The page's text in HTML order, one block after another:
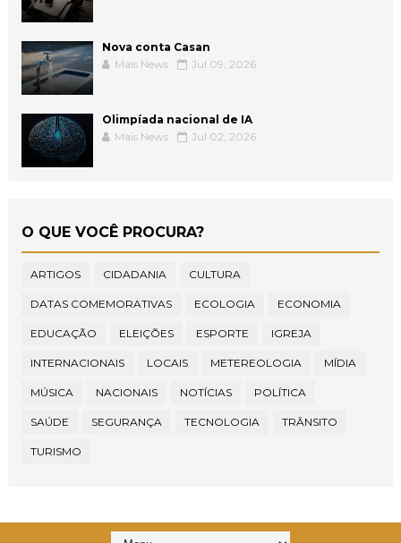
Nova conta Casan
Mais News
Jul 09, 2026
Olimpíada nacional de IA
Mais News
Jul 02, 2026
O QUE VOCÊ PROCURA?
ARTIGOS CIDADANIA CULTURA
DATAS COMEMORATIVAS ECOLOGIA ECONOMIA
EDUCAÇÃO ELEIÇÕES ESPORTE IGREJA
INTERNACIONAIS LOCAIS METEREOLOGIA MÍDIA
MÚSICA NACIONAIS NOTÍCIAS POLÍTICA
SAÚDE SEGURANÇA TECNOLOGIA TRÂNSITO
TURISMO